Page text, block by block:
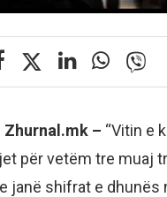
Zhurnal.mk – “Vitin e
për vetëm tre muaj
janë shifrat e dhunës